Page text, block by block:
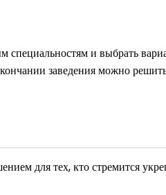
специальностям и выбрать
заведения можно
для тех, кто стремится